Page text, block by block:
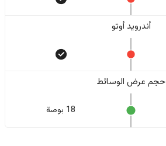
أندرويد أوتو
حجم عرض الوسائط
18 بوصة